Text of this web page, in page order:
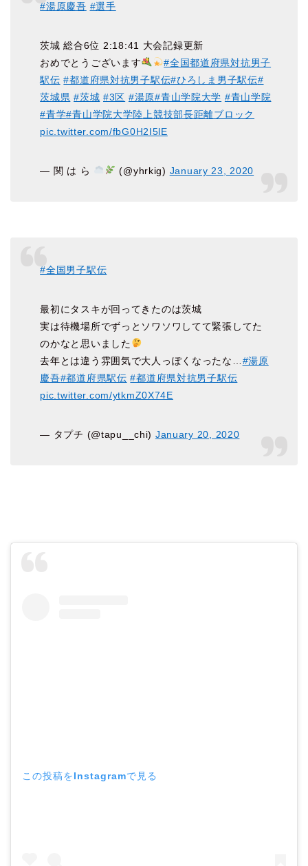
#湯原慶吾 #選手
茨城 総合6位 2:18:41 大会記録更新
おめでとうございます
#全国都道府県対抗男子
駅伝 #都道府県対抗男子駅伝#ひろしま男子駅伝#
茨城県 #茨城 #3区 #湯原#青山学院大学 #青山学院
#青学#青山学院大学陸上競技部長距離ブロック
pic.twitter.com/fbG0H2I5lE
— 関 は ら (@yhrkig) January 23, 2020
#全国男子駅伝
最初にタスキが回ってきたのは茨城
実は待機場所でずっとソワソワしてて緊張してた
のかなと思いました
去年とは違う雰囲気で大人っぽくなったな… #湯原
慶吾#都道府県駅伝 #都道府県対抗男子駅伝
pic.twitter.com/ytkmZ0X74E
— タプチ (@tapu__chi) January 20, 2020
この投稿をInstagramで見る